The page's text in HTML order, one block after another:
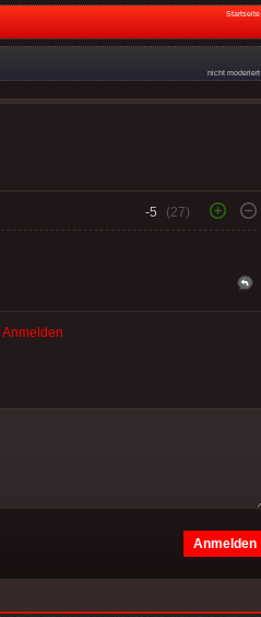
Startseite
nicht moderiert
-5 (27)
Anmelden